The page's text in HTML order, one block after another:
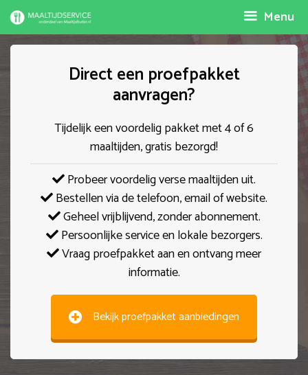
Spring
naar
inhoud
Menu
Direct een proefpakket
aanvragen?
Tijdelijk een voordelig pakket met 4 of 6
maaltijden, gratis bezorgd!
Probeer voordelig verse maaltijden uit.
Bestellen via de telefoon, email of website.
Geheel vrijblijvend, zonder abonnement.
Persoonlijke service en lokale bezorgers.
Vraag proefpakket aan en ontvang meer
informatie.
Bekijk proefpakket aanbiedingen